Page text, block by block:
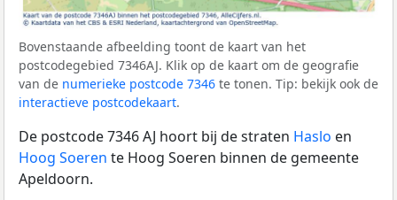
Bovenstaande afbeelding toont de kaart van het
postcodegebied 7346AJ. Klik op de kaart om de geografie
van de numerieke postcode 7346 te tonen. Tip: bekijk ook de
interactieve postcodekaart.
De postcode 7346 AJ hoort bij de straten Haslo en
Hoog Soeren te Hoog Soeren binnen de gemeente
Apeldoorn.